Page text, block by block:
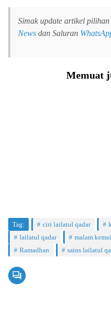
Simak update artikel
News dan Saluran
Memuat
Tag: ciri lailatul qadar
lailatul qadar
malam
Ramadhan
sains lailatul